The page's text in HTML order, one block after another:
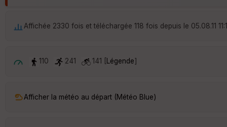
Affichée 2330 fois et téléchargée 118 fois depuis le 05.08.11
110 241 141 [ Légende]
Afficher la météo au départ (Météo Blue)